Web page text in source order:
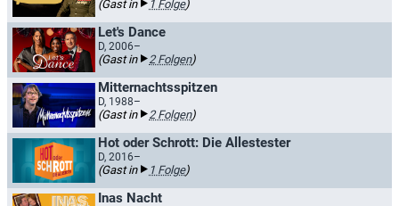
(Gast in 1 Folge)
Let's Dance
D, 2006–
(Gast in 2 Folgen)
Mitternachtsspitzen
D, 1988–
(Gast in 2 Folgen)
Hot oder Schrott: Die Allestester
D, 2016–
(Gast in 1 Folge)
Inas Nacht